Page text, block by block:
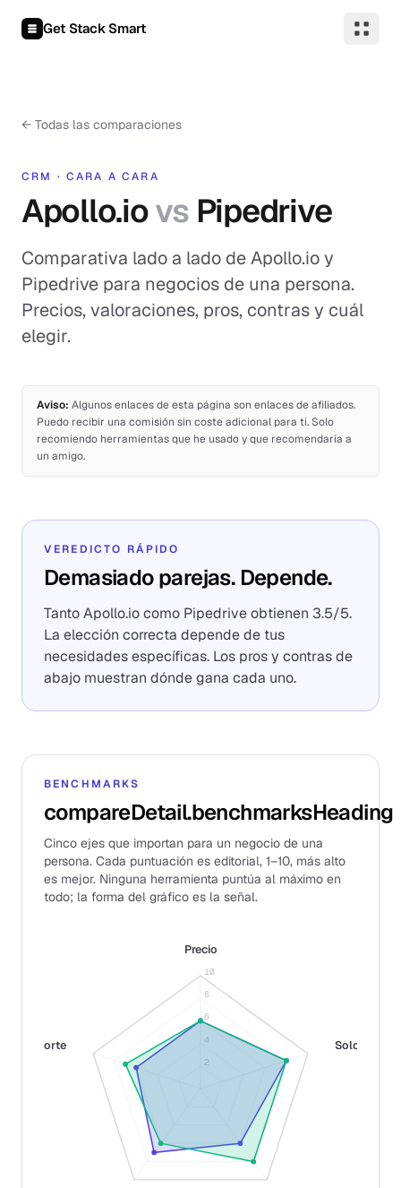
Get Stack Smart
← Todas las comparaciones
CRM · CARA A CARA
Apollo.iovs Pipedrive
Comparativa lado a lado de Apollo.io y
Pipedrive para negocios de una persona.
Precios, valoraciones, pros, contras y cuál
elegir.
Aviso: Algunos enlaces de esta página son enlaces de afiliados.
Puedo recibir una comisión sin coste adicional para ti. Solo
recomiendo herramientas que he usado y que recomendaría a
un amigo.
VEREDICTO RÁPIDO
Demasiado parejas. Depende.
Tanto Apollo.io como Pipedrive obtienen 3.5/5.
La elección correcta depende de tus
necesidades específicas. Los pros y contras de
abajo muestran dónde gana cada uno.
BENCHMARKS
compareDetail.benchmarksHeading
Cinco ejes que importan para un negocio de una
persona. Cada puntuación es editorial, 1–10, más alto
es mejor. Ninguna herramienta puntúa al máximo en
todo; la forma del gráfico es la señal.
2
4
6
8
10
Precio
Solo-fit
Soporte